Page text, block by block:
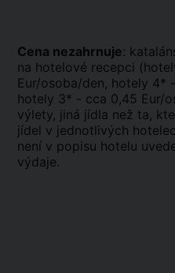
Cena nezahrnuje:
na hotelové recepci
Eur/osoba/den, hotely 4*
hotely 3* - cca 0,45 Eur/
výlety, jiná jídla než ta,
jídel v jednotlivých
není v popisu hotelu
výdaje.